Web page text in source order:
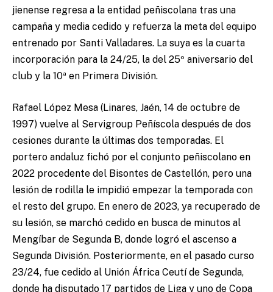
jienense regresa a la entidad peñiscolana tras una
campaña y media cedido y refuerza la meta del equipo
entrenado por Santi Valladares. La suya es la cuarta
incorporación para la 24/25, la del 25º aniversario del
club y la 10ª en Primera División.
Rafael López Mesa (Linares, Jaén, 14 de octubre de
1997) vuelve al Servigroup Peñíscola después de dos
cesiones durante la últimas dos temporadas. El
portero andaluz fichó por el conjunto peñiscolano en
2022 procedente del Bisontes de Castellón, pero una
lesión de rodilla le impidió empezar la temporada con
el resto del grupo. En enero de 2023, ya recuperado de
su lesión, se marchó cedido en busca de minutos al
Mengíbar de Segunda B, donde logró el ascenso a
Segunda División. Posteriormente, en el pasado curso
23/24, fue cedido al Unión África Ceutí de Segunda,
donde ha disputado 17 partidos de Liga y uno de Copa